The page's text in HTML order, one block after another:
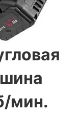
-
мин.